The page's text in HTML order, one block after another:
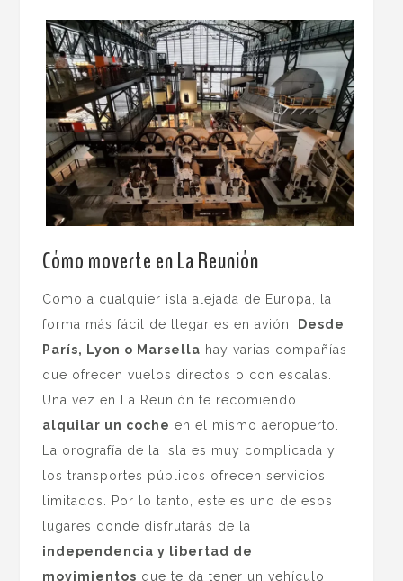
Cómo moverte en La Reunión
Como a cualquier isla alejada de Europa, la
forma más fácil de llegar es en avión.
Desde
París, Lyon o Marsella hay varias compañías
que ofrecen vuelos directos o con escalas.
Una vez en La Reunión te recomiendo
alquilar un coche en el mismo aeropuerto.
La orografía de la isla es muy complicada y
los transportes públicos ofrecen servicios
limitados. Por lo tanto, este es uno de esos
lugares donde disfrutarás de la
independencia y libertad de
movimientos que te da tener un vehículo